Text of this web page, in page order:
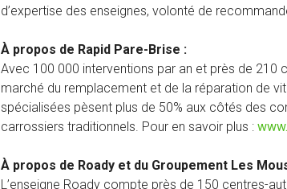
d’expertise des enseignes, volonté de
À propos de Rapid Pare-Brise :
Avec 100 000 interventions par an et près de 210
marché du remplacement et de la réparation de
spécialisées pèsent plus de 50% aux côtés des
carrossiers traditionnels. Pour en savoir plus :
À propos de Roady et du Groupement Les
L’enseigne Roady compte près de 150 centres-